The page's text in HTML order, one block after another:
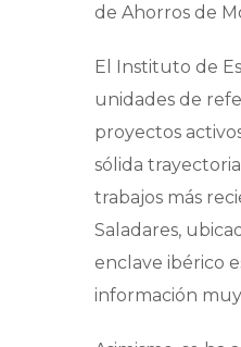
de Ahorros de
El Instituto de
unidades de
proyectos
sólida
trabajos más
Saladares,
enclave ibérico
información